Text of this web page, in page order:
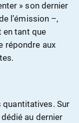
» son dernier
l’émission –,
en tant que
répondre aux
quantitatives. Sur
au dernier